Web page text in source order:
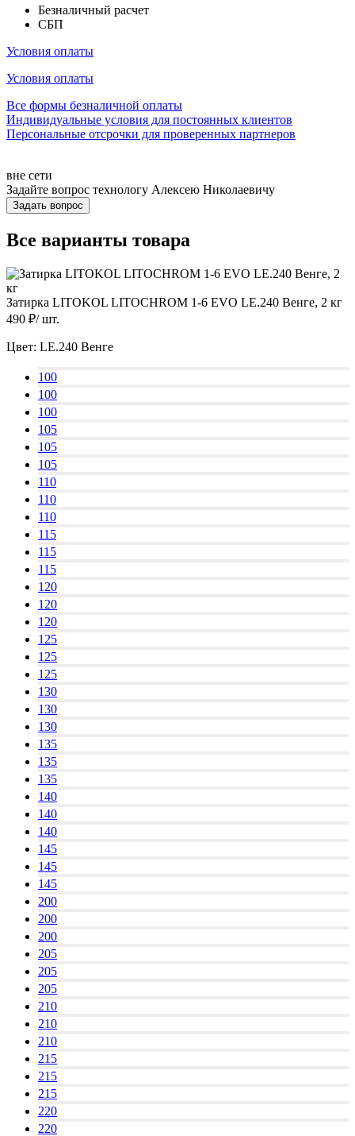
Безналичный расчет
СБП
Условия оплаты
Условия оплаты
Все формы безналичной оплаты
Индивидуальные условия для постоянных клиентов
Персональные отсрочки для проверенных партнеров
вне сети
Задайте вопрос технологу Алексею Николаевичу
Задать вопрос
Все варианты товара
Затирка LITOKOL LITOCHROM 1-6 EVO LE.240 Венге, 2 кг
490 ₽/ шт.
Цвет: LE.240 Венге
100
100
100
105
105
105
110
110
110
115
115
115
120
120
120
125
125
125
130
130
130
135
135
135
140
140
140
145
145
145
200
200
200
205
205
205
210
210
210
215
215
215
220
220